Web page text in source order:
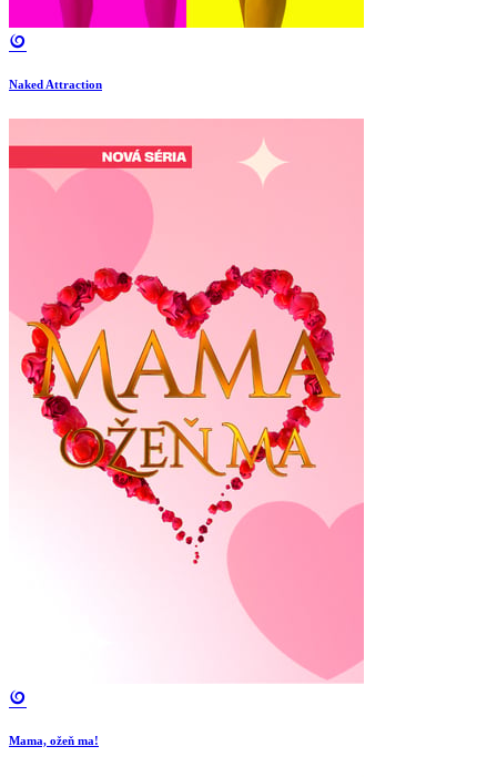
Naked Attraction
Mama, ožeň ma!